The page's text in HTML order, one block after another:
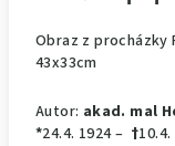
Obraz z procházky
43x33cm
Autor: akad. mal
*24.4. 1924 – †10.4.